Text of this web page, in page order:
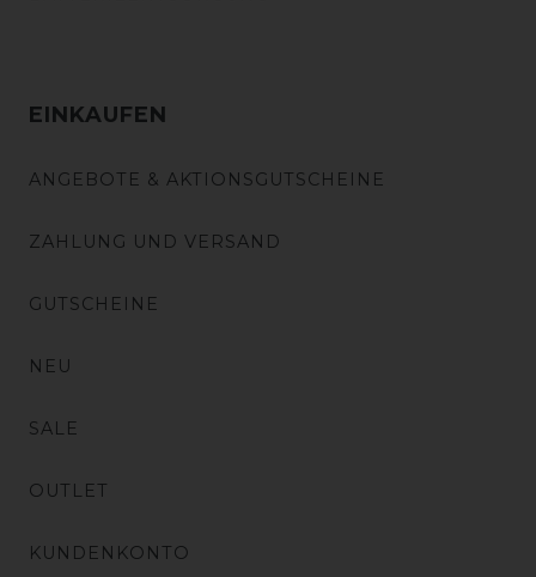
EINKAUFEN
ANGEBOTE & AKTIONSGUTSCHEINE
ZAHLUNG UND VERSAND
GUTSCHEINE
NEU
SALE
OUTLET
KUNDENKONTO